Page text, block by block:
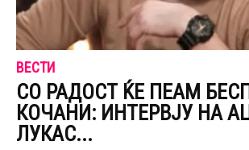
ВЕСТИ
СО РАДОСТ ЌЕ ПЕАМ
КОЧАНИ: ИНТЕРВЈУ НА
ЛУКАС...